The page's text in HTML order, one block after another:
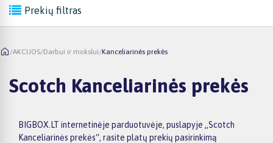
Prekių filtras
/AKCIJOS/Darbui ir mokslui/Kanceliarinės prekės
Scotch Kanceliarinės prekės
BIGBOX.LT internetinėje parduotuvėje, puslapyje „Scotch
Kanceliarinės prekės“, rasite platų prekių pasirinkimą